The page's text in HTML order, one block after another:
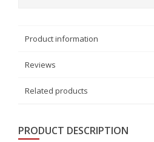
Product information
Reviews
Related products
PRODUCT DESCRIPTION